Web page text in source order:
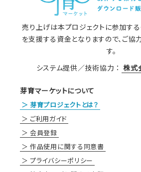
売り上げは本プロジェクトに参加す
を支援する資金となりますので、ご協
す。
システム提供／技術協力 ： 株式
芽育マーケットについて
芽育プロジェクトとは？
ご利用ガイド
会員登録
作品使用に関する同意書
プライバシーポリシー